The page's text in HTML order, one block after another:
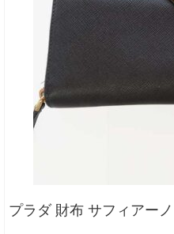
プラダ 財布 サフィアー